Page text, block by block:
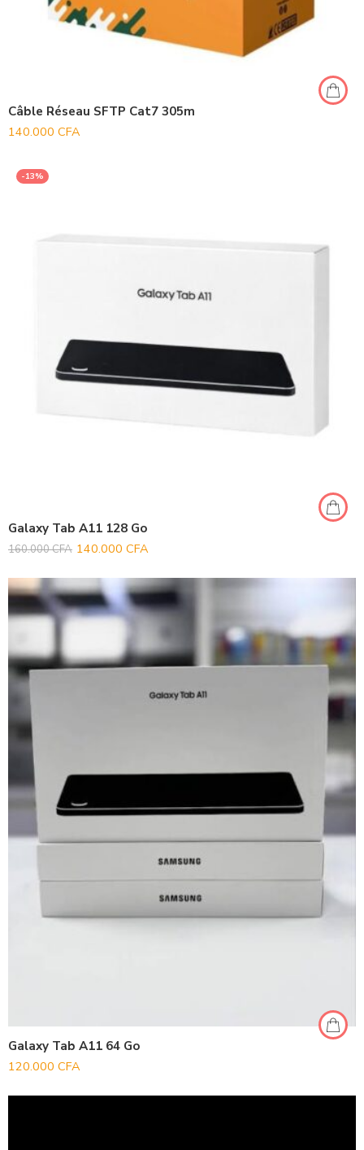
Câble Réseau SFTP Cat7 305m
140.000 CFA
-13%
Galaxy Tab A11 128 Go
160.000CFA 140.000 CFA
Galaxy Tab A11 64 Go
120.000 CFA